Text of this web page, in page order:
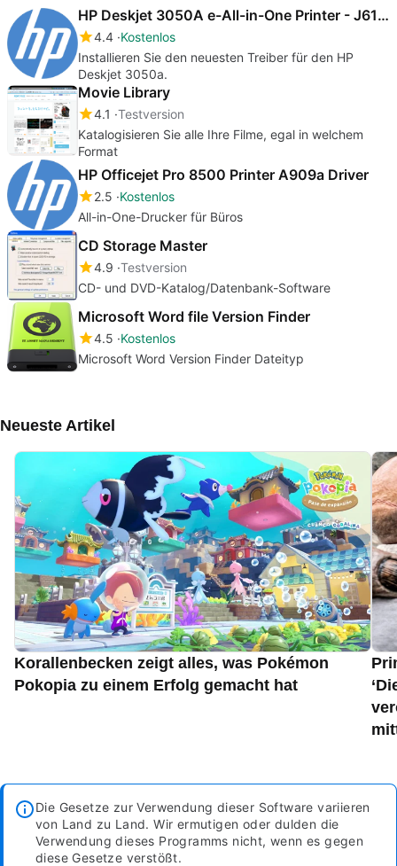
HP Deskjet 3050A e-All-in-One Printer - J611a drivers
4.4 Kostenlos
Installieren Sie den neuesten Treiber für den HP
Deskjet 3050a.
Movie Library
4.1 Testversion
Katalogisieren Sie alle Ihre Filme, egal in welchem
Format
HP Officejet Pro 8500 Printer A909a Driver
2.5 Kostenlos
All-in-One-Drucker für Büros
CD Storage Master
4.9 Testversion
CD- und DVD-Katalog/Datenbank-Software
Microsoft Word file Version Finder
4.5 Kostenlos
Microsoft Word Version Finder Dateityp
Neueste Artikel
Korallenbecken zeigt alles, was Pokémon
Pokopia zu einem Erfolg gemacht hat
Die Gesetze zur Verwendung dieser Software variieren
von Land zu Land. Wir ermutigen oder dulden die
Verwendung dieses Programms nicht, wenn es gegen
diese Gesetze verstößt.